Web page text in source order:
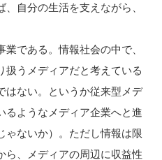
自分の生活を支えながら、
である。情報社会の中で、
扱うメディアだと考えている
はない。というか従来型メデ
るようなメディア企業へと進
ゃないか）。ただし情報は限
ら、メディアの周辺に収益性